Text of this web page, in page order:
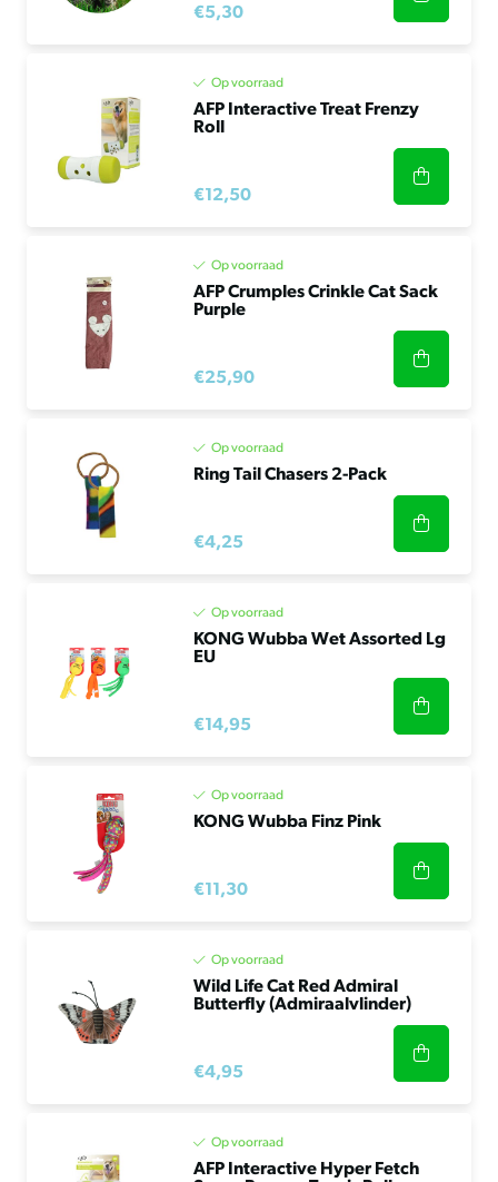
€5,30
Op voorraad
AFP Interactive Treat Frenzy
Roll
€12,50
Op voorraad
AFP Crumples Crinkle Cat Sack
Purple
€25,90
Op voorraad
Ring Tail Chasers 2-Pack
€4,25
Op voorraad
KONG Wubba Wet Assorted Lg
EU
€14,95
Op voorraad
KONG Wubba Finz Pink
€11,30
Op voorraad
Wild Life Cat Red Admiral
Butterfly (Admiraalvlinder)
€4,95
Op voorraad
AFP Interactive Hyper Fetch